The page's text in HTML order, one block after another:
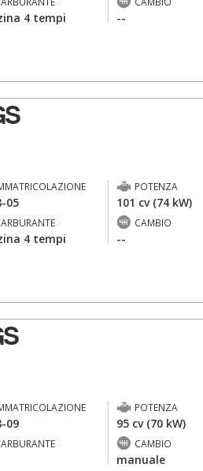
4 tempi --
05
POTENZA
101 cv (74 kW)
4 tempi
CAMBIO
--
09
POTENZA
95 cv (70 kW)
CAMBIO
manuale